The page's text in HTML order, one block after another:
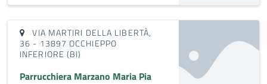
VIA MARTIRI DELLA LIBERTÀ,
36 - 13897 OCCHIEPPO
INFERIORE (BI)
Parrucchiera Marzano Maria Pia